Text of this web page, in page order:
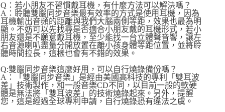
Q：若小朋友不習慣戴耳機，有什麼方法可以解決嗎？
A：聆聽雙腦同步音樂最有效率的方式是使用耳機，因為
耳機輸出音頻的距離與我們大腦兩側等距，效果也最為明
顯。不妨可以先找尋是否適合小朋友戴的耳機形式，若小
朋友還是不願意戴耳機，至少能找一台立體聲音響，讓左
右音源喇叭盡量分開放置在離小孩身體等距位置，並將聆
聽時間拉長，這樣也會有不錯的效果。
Q:雙腦同步音樂這麼好用，可以自行燒錄備份嗎？
A：「雙腦同步音樂」是經由美國高科技的專利「雙耳波
差」技術製作，和一般音樂CD不同，以目前一般的軟硬
體是無法將「雙耳波差」的技術燒錄起來。另外，提醒
您，這是經過全球專利申請，自行燒錄恐有違法之虞。